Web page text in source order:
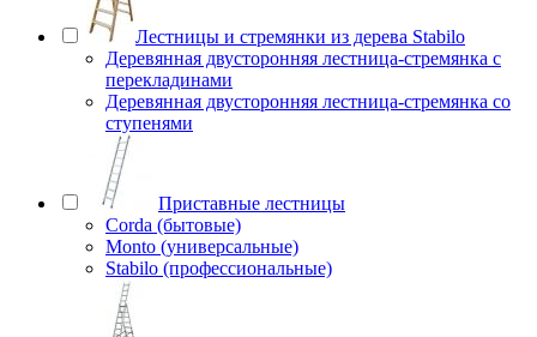
Лестницы и стремянки из дерева Stabilo
Деревянная двусторонняя лестница-стремянка с
перекладинами
Деревянная двусторонняя лестница-стремянка со
ступенями
Приставные лестницы
Corda (бытовые)
Monto (универсальные)
Stabilo (профессиональные)